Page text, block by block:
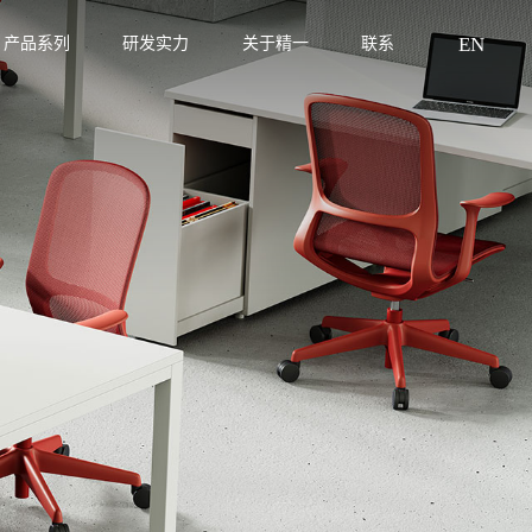
产品系列 研发实力 关于精一 联系 EN